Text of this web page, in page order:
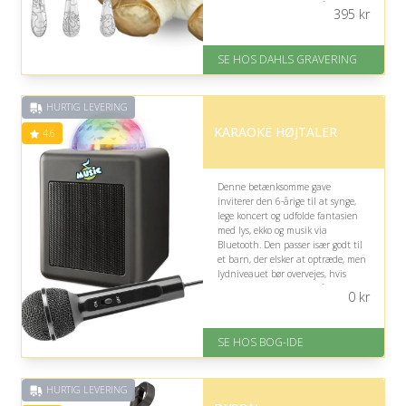
at enhjørningstemaet måske ikke
På lager
Levering: 2-3 dage
Fremragende Trustpilot rating
395 kr
SE HOS DAHLS GRAVERING
HURTIG LEVERING
4.6 KARAOKE HØJTALER
Denne betænksomme gave
inviterer den 6-årige til at synge,
lege koncert og udfolde fantasien
med lys, ekko og musik via
Bluetooth. Den passer især godt til
et barn, der elsker at optræde, men
lydniveauet bør overvejes, hvis
fødselsdagen holdes i små
På lager
Levering: 1-3 hverdage -
Gratis fragt
0kr
SE HOS BOG-IDE
HURTIG LEVERING